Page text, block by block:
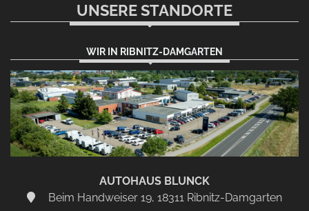
UNSERE STANDORTE
WIR IN RIBNITZ-DAMGARTEN
AUTOHAUS BLUNCK
Beim Handweiser 19, 18311 Ribnitz-Damgarten